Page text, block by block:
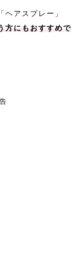
アスプレー」
方にもおすすめで